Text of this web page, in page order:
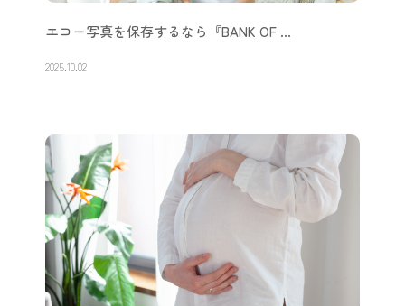
エコー写真を保存するなら『BANK OF …
2025.10.02